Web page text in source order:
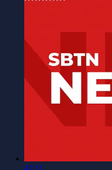
41:32